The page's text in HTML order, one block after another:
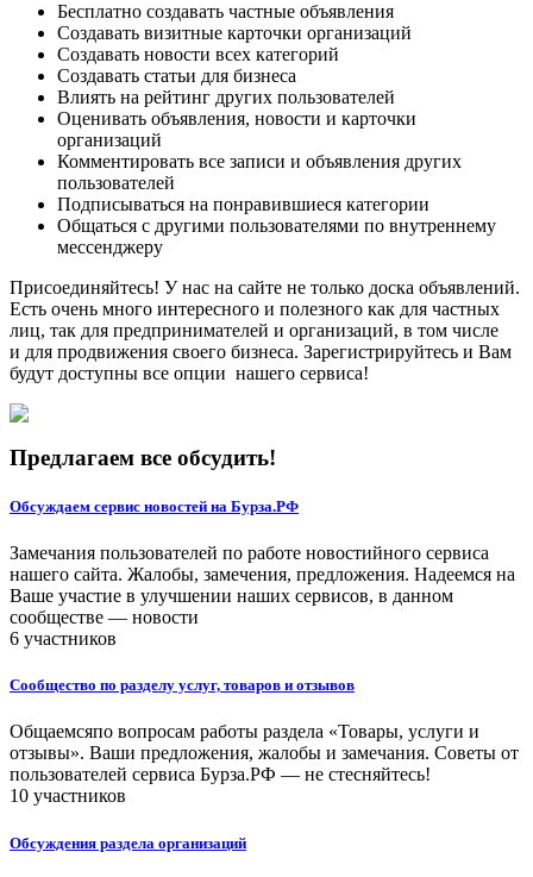
Бесплатно создавать частные объявления
Создавать визитные карточки организаций
Создавать новости всех категорий
Создавать статьи для бизнеса
Влиять на рейтинг других пользователей
Оценивать объявления, новости и карточки
организаций
Комментировать все записи и объявления других
пользователей
Подписываться на понравившиеся категории
Общаться с другими пользователями по внутреннему
мессенджеру
Присоединяйтесь! У нас на сайте не только доска объявлений.
Есть очень много интересного и полезного как для частных
лиц, так для предпринимателей и организаций, в том числе
и для продвижения своего бизнеса. Зарегистрируйтесь и Вам
будут доступны все опции нашего сервиса!
Предлагаем все обсудить!
Обсуждаем сервис новостей на Бурза.РФ
Замечания пользователей по работе новостийного сервиса
нашего сайта. Жалобы, замечения, предложения. Надеемся на
Ваше участие в улучшении наших сервисов, в данном
сообществе — новости
6 участников
Сообщество по разделу услуг, товаров и отзывов
Общаемсяпо вопросам работы раздела «Товары, услуги и
отзывы». Ваши предложения, жалобы и замечания. Советы от
пользователей сервиса Бурза.РФ — не стесняйтесь!
10 участников
Обсуждения раздела организаций